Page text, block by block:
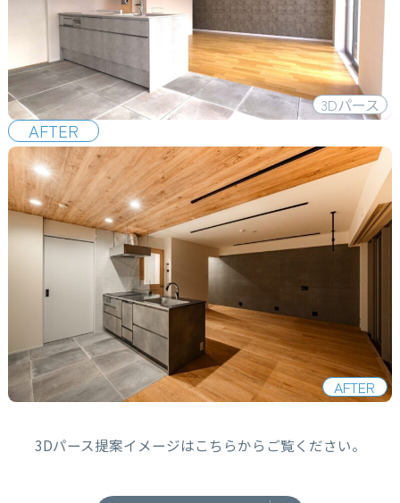
3Dパース
AFTER
AFTER
3Dパース提案イメージはこちらからご覧ください。